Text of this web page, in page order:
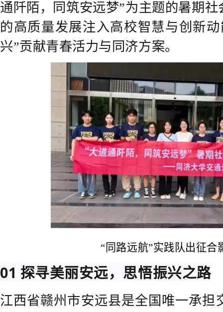
通阡陌，同筑安远梦”为主题的暑期
的高质量发展注入高校智慧与创新
兴”贡献青春活力与同济方案。
“同路远航”实践队出征合
01 探寻美丽安远，思悟振兴之路
江西省赣州市安远县是全国唯一承担